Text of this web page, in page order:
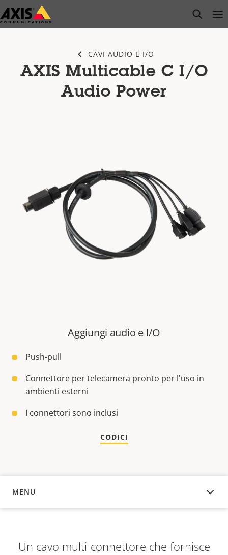
Salta
al
open
CAVI AUDIO E I/O
AXIS Multicable C I/O
Audio Power
Aggiungi audio e I/O
Push-pull
Connettore per telecamera pronto per l'uso in
ambienti esterni
I connettori sono inclusi
CODICI
MENU
PANORAMICA
Un cavo multi-connettore che fornisce